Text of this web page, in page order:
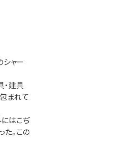
シャー
・建具
まれて
はこぢ
。この